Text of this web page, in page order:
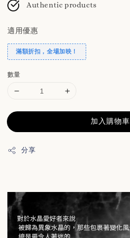
Authentic products
適用優惠
滿額折扣，全場加映！
數量
加入購物車
分享